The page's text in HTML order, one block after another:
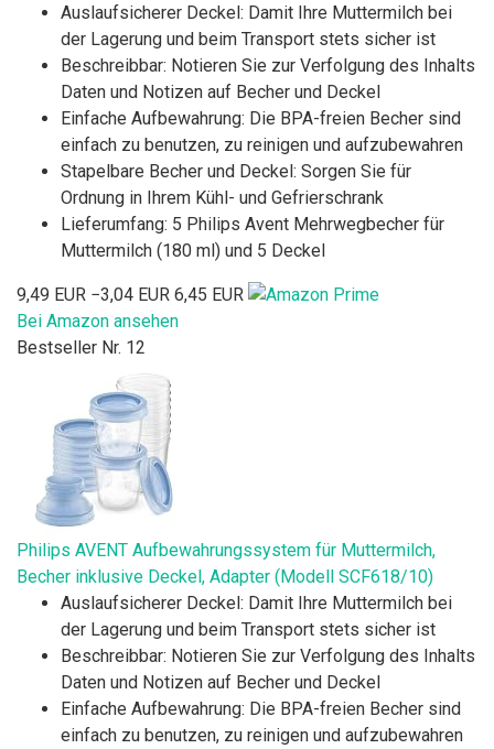
Auslaufsicherer Deckel: Damit Ihre Muttermilch bei
der Lagerung und beim Transport stets sicher ist
Beschreibbar: Notieren Sie zur Verfolgung des Inhalts
Daten und Notizen auf Becher und Deckel
Einfache Aufbewahrung: Die BPA-freien Becher sind
einfach zu benutzen, zu reinigen und aufzubewahren
Stapelbare Becher und Deckel: Sorgen Sie für
Ordnung in Ihrem Kühl- und Gefrierschrank
Lieferumfang: 5 Philips Avent Mehrwegbecher für
Muttermilch (180 ml) und 5 Deckel
9,49 EUR −3,04 EUR 6,45 EUR
Bei Amazon ansehen
Bestseller Nr. 12
Philips AVENT Aufbewahrungssystem für Muttermilch,
Becher inklusive Deckel, Adapter (Modell SCF618/10)
Auslaufsicherer Deckel: Damit Ihre Muttermilch bei
der Lagerung und beim Transport stets sicher ist
Beschreibbar: Notieren Sie zur Verfolgung des Inhalts
Daten und Notizen auf Becher und Deckel
Einfache Aufbewahrung: Die BPA-freien Becher sind
einfach zu benutzen, zu reinigen und aufzubewahren